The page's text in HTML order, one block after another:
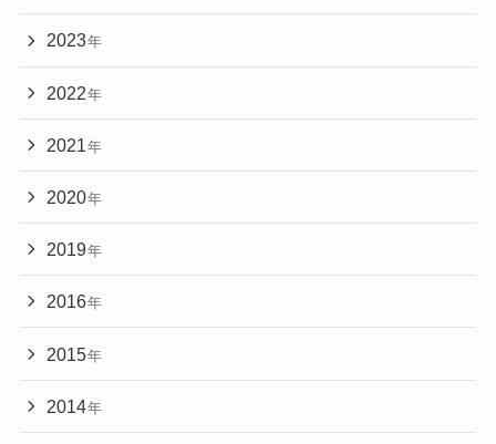
2023年
2022年
2021年
2020年
2019年
2016年
2015年
2014年